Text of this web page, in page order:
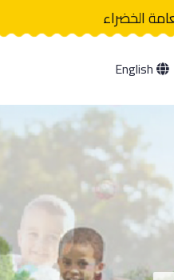
الخضراء